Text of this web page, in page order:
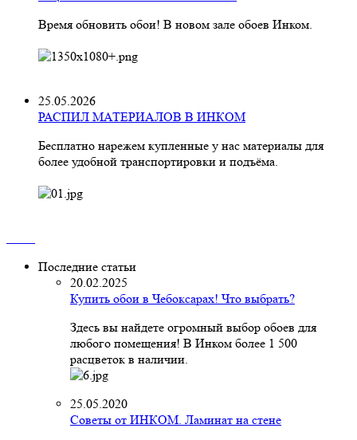
Время обновить обои! В новом зале обоев Инком.
25.05.2026
РАСПИЛ МАТЕРИАЛОВ В ИНКОМ
Бесплатно нарежем купленные у нас материалы для
более удобной транспортировки и подъёма.
Последние статьи
20.02.2025
Купить обои в Чебоксарах! Что выбрать?
Здесь вы найдете огромный выбор обоев для
любого помещения! В Инком более 1 500
расцветок в наличии.
25.05.2020
Советы от ИНКОМ. Ламинат на стене